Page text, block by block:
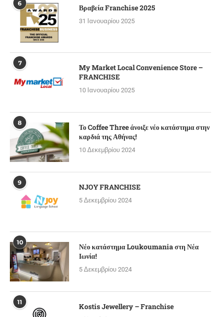
6 Βραβεία Franchise 2025
31 Ιανουαρίου 2025
7
My Market Local Convenience Store –
FRANCHISE
10 Ιανουαρίου 2025
8
Το Coffee Three άνοιξε νέο κατάστημα στην
καρδιά της Αθήνας!
10 Δεκεμβρίου 2024
9 NJOY FRANCHISE
5 Δεκεμβρίου 2024
10
Νέο κατάστημα Loukoumania στη Νέα
Ιωνία!
5 Δεκεμβρίου 2024
11 Kostis Jewellery – Franchise